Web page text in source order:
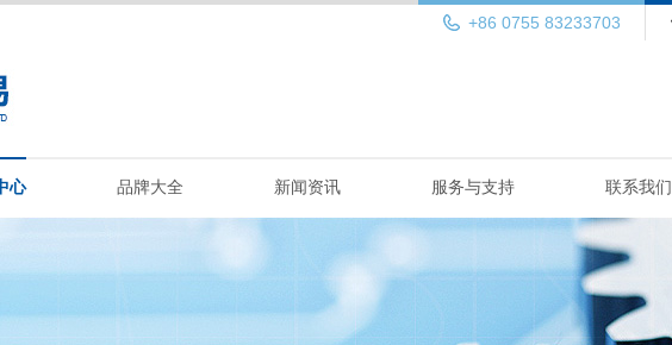
+86 0755 83233703
心 品牌大全 新闻资讯 服务与支持 联系我们